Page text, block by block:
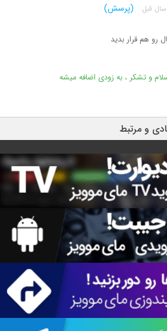
(پرسش)
رو هم قرار بدید
و تشکر ، به زودی اضافه میشه
و مرتبط